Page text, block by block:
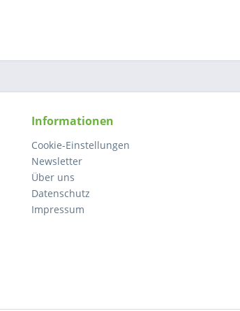
Informationen
Cookie-Einstellungen
Newsletter
Über uns
Datenschutz
Impressum